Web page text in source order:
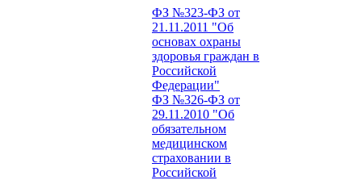
ФЗ №323-ФЗ от
21.11.2011 "Об
основах охраны
здоровья граждан в
Российской
Федерации"
ФЗ №326-ФЗ от
29.11.2010 "Об
обязательном
медицинском
страховании в
Российской